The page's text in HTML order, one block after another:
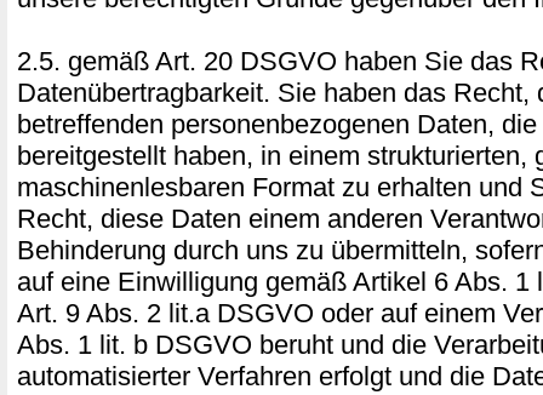
2.5. gemäß Art. 20 DSGVO haben Sie das
Datenübertragbarkeit. Sie haben das Recht,
betreffenden personenbezogenen Daten,
bereitgestellt haben, in einem strukturierten,
maschinenlesbaren Format zu erhalten und
Recht, diese Daten einem anderen
Behinderung durch uns zu übermitteln,
auf eine Einwilligung gemäß Artikel 6 Abs. 1
Art. 9 Abs. 2 lit.a DSGVO oder auf einem
Abs. 1 lit. b DSGVO beruht und die
automatisierter Verfahren erfolgt und die